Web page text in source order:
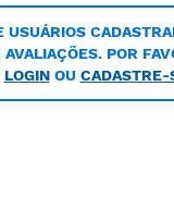
USUÁRIOS
AVALIAÇÕES. POR
LOGINOU CADASTRE-